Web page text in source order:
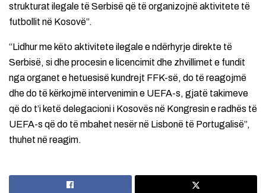
strukturat ilegale të Serbisë që të organizojnë aktivitete të
futbollit në Kosovë”.
“Lidhur me këto aktivitete ilegale e ndërhyrje direkte të
Serbisë, si dhe procesin e licencimit dhe zhvillimet e fundit
nga organet e hetuesisë kundrejt FFK-së, do të reagojmë
dhe do të kërkojmë intervenimin e UEFA-s, gjatë takimeve
që do t’i ketë delegacioni i Kosovës në Kongresin e radhës të
UEFA-s që do të mbahet nesër në Lisbonë të Portugalisë”,
thuhet në reagim.